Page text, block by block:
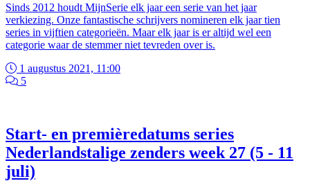
Sinds 2012 houdt MijnSerie elk jaar een serie van het jaar
verkiezing. Onze fantastische schrijvers nomineren elk jaar tien
series in vijftien categorieën. Maar elk jaar is er altijd wel een
categorie waar de stemmer niet tevreden over is.
1 augustus 2021, 11:00
5
Start- en premièredatums series
Nederlandstalige zenders week 27 (5 - 11
juli)